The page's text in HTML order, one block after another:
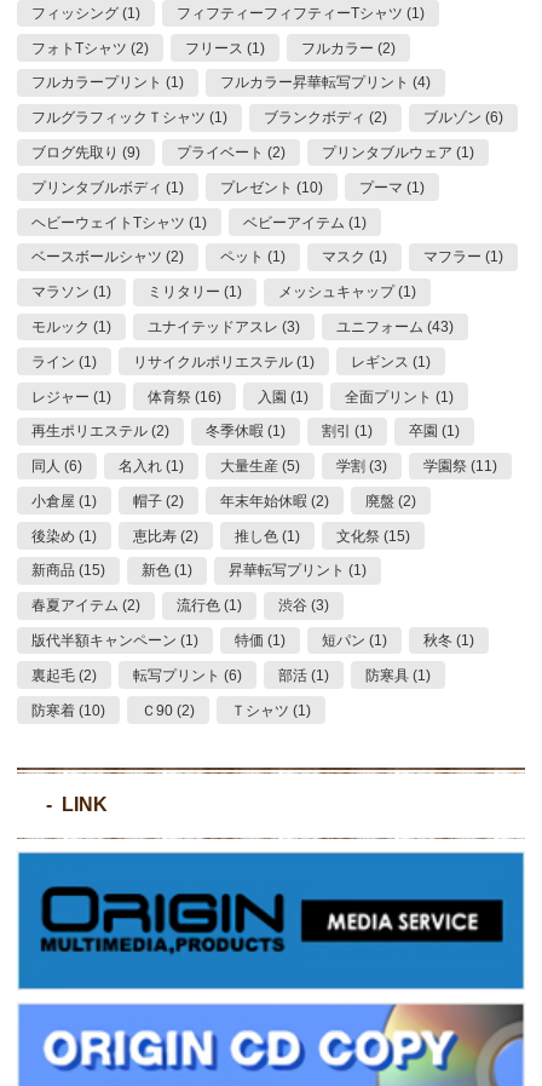
フィッシング (1) フィフティーフィフティーTシャツ (1)
フォトTシャツ (2) フリース (1) フルカラー (2)
フルカラープリント (1) フルカラー昇華転写プリント (4)
フルグラフィックＴシャツ (1) ブランクボディ (2) ブルゾン (6)
ブログ先取り (9) プライベート (2) プリンタブルウェア (1)
プリンタブルボディ (1) プレゼント (10) プーマ (1)
ヘビーウェイトTシャツ (1) ベビーアイテム (1)
ベースボールシャツ (2) ペット (1) マスク (1) マフラー (1)
マラソン (1) ミリタリー (1) メッシュキャップ (1)
モルック (1) ユナイテッドアスレ (3) ユニフォーム (43)
ライン (1) リサイクルポリエステル (1) レギンス (1)
レジャー (1) 体育祭 (16) 入園 (1) 全面プリント (1)
再生ポリエステル (2) 冬季休暇 (1) 割引 (1) 卒園 (1)
同人 (6) 名入れ (1) 大量生産 (5) 学割 (3) 学園祭 (11)
小倉屋 (1) 帽子 (2) 年末年始休暇 (2) 廃盤 (2)
後染め (1) 恵比寿 (2) 推し色 (1) 文化祭 (15)
新商品 (15) 新色 (1) 昇華転写プリント (1)
春夏アイテム (2) 流行色 (1) 渋谷 (3)
版代半額キャンペーン (1) 特価 (1) 短パン (1) 秋冬 (1)
裏起毛 (2) 転写プリント (6) 部活 (1) 防寒具 (1)
防寒着 (10) Ｃ90 (2) Ｔシャツ (1)
LINK